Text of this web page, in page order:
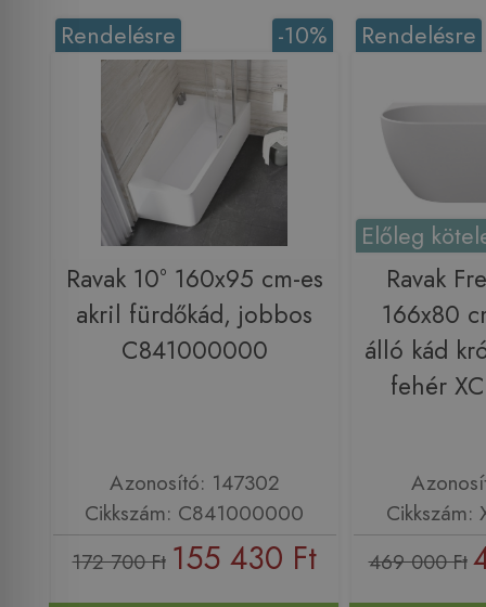
-10%
Rendelésre
Ravak 10° 160x95 cm-es
akril fürdőkád, jobbos
C841000000
Azonosító: 147302
Cikkszám: C841000000
172 700 Ft 155 430 Ft
Rendelésre
Előleg
Ravak
166x80
álló kád
fehér
469 000 Ft